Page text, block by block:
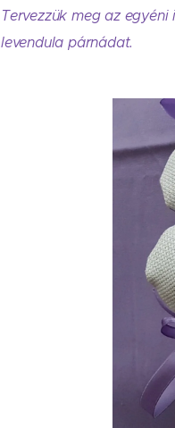
Tervezzük meg az
levendula párnádat.